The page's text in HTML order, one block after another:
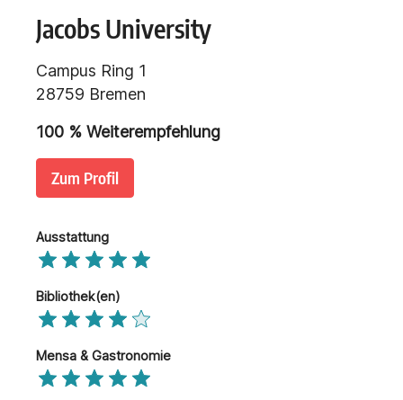
Jacobs University
Campus Ring 1
28759 Bremen
100 % Weiterempfehlung
Zum Profil
Ausstattung
Bibliothek(en)
Mensa & Gastronomie